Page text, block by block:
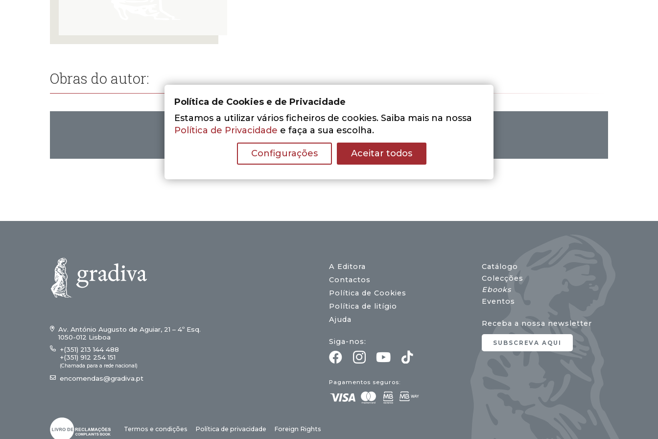
Obras do autor:
Nenhum resultado encontrado.
Av. António Augusto de Aguiar, 21 – 4º Esq.
1050-012 Lisboa
+(351) 213 144 488
+(351) 912 254 151
(Chamada para a rede nacional)
encomendas@gradiva.pt
A Editora
Contactos
Política de Cookies
Política de litígio
Ajuda
Siga-nos:
Pagamentos seguros:
Catálogo
Colecções
Ebooks
Eventos
Receba a nossa newsletter
SUBSCREVA AQUI
Termos e condições Política de privacidade Foreign Rights
Política de Cookies e de Privacidade
Estamos a utilizar vários ficheiros de cookies. Saiba mais na nossa
Política de Privacidade e faça a sua escolha.
Configurações Aceitar todos